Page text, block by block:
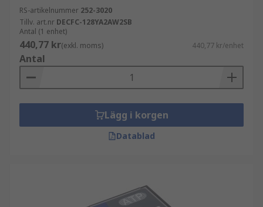
RS-artikelnummer 252-3020
Tillv. art.nr DECFC-128YA2AW2SB
Antal (1 enhet)
440,77 kr(exkl. moms) 440,77 kr/enhet
Antal
Lägg i korgen
Datablad